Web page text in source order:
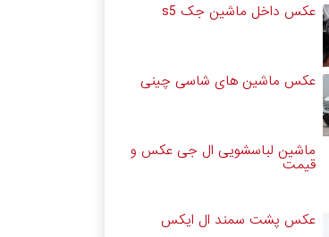
عکس داخل ماشین جک s5
عکس ماشین های شاسی چینی
ماشین لباسشویی ال جی عکس و
قیمت
عکس پشت سمند ال ایکس